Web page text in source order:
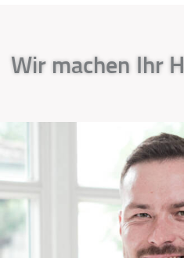
Wir machen Ihr